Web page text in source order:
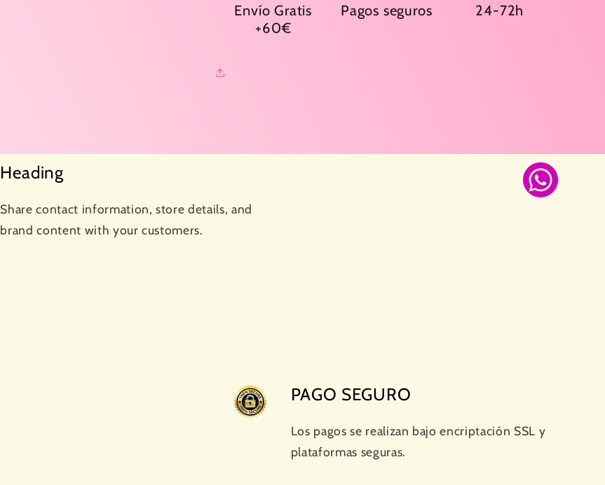
Envío Gratis
+60€
Pagos seguros 24-72h
Heading
Share contact information, store details, and
brand content with your customers.
PAGO SEGURO
Los pagos se realizan bajo encriptación SSL y
plataformas seguras.